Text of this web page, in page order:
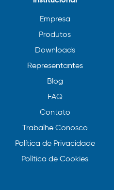
Empresa
Produtos
Downloads
Representantes
Blog
FAQ
Contato
Trabalhe Conosco
Política de Privacidade
Política de Cookies